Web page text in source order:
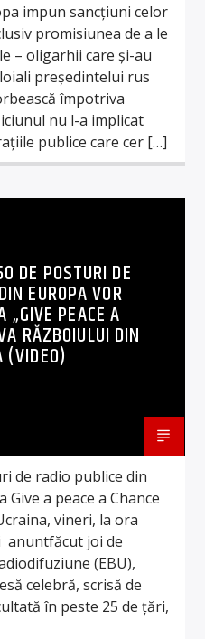
impun sancțiuni celor
promisiunea de a le
– oligarhii care și-au
președintelui rus
împotriva
nu l-a implicat
publice care cer […]
DE POSTURI DE
EUROPA VOR
„GIVE PEACE A
RĂZBOIULUI DIN
(VIDEO)
de radio publice din
a peace a Chance
vineri, la ora
anuntfăcut joi de
(EBU),
celebră, scrisă de
în peste 25 de ţări,